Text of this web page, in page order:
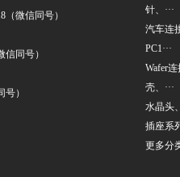
（微信同号）
信同号）
）
针、···
汽车连
PC1···
Wafer
壳、···
水晶头
插座系
更多分